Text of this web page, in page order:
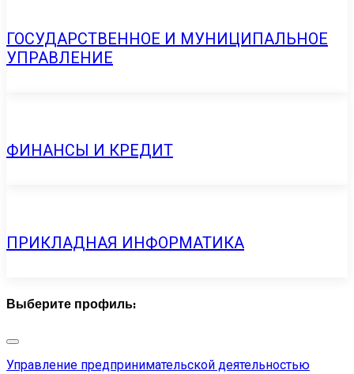
ГОСУДАРСТВЕННОЕ И МУНИЦИПАЛЬНОЕ
УПРАВЛЕНИЕ
ФИНАНСЫ И КРЕДИТ
ПРИКЛАДНАЯ ИНФОРМАТИКА
Выберите профиль:
Управление предпринимательской деятельностью